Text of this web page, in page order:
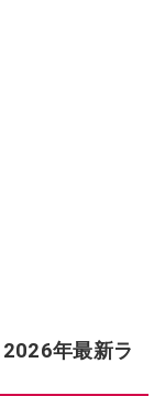
年最新ラ